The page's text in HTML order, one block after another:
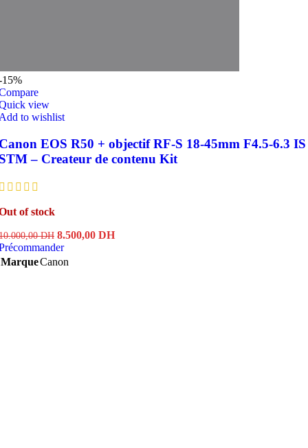
15%
view
to wishlist
EOS R50 + objectif RF-S 18-45mm F4.5-6.3 IS
– Createur de contenu Kit
of stock
DH Le
prix
initial
8.500,00 DHLe
MarqueCanon